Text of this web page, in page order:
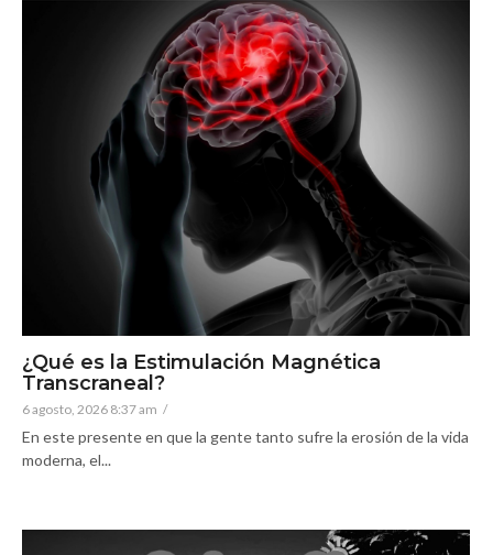
¿Qué es la Estimulación Magnética
Transcraneal?
6 agosto, 2026 8:37 am /
En este presente en que la gente tanto sufre la erosión de la vida
moderna, el...